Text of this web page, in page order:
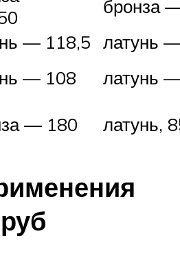
бронза
— 118,5 латунь
— 108 латунь
— 180 латунь,